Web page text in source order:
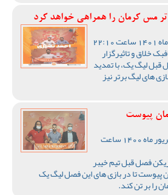
مس کرمان را همراهی خواهد کرد
خلاق و تاثیرگزار
لیگ یک، با تمدید
های لیگ برتر نیز
پیوست
یکشنبه 21 شهریور ماه 1400 ساعت
فصل قبل تیم خیبر
پیوست تا در بازی های این فصل لیگ یک
را بر تن کند.